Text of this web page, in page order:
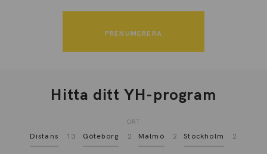
Hitta ditt YH-program
ORT
Distans 13 Göteborg 2 Malmö 2 Stockholm 2